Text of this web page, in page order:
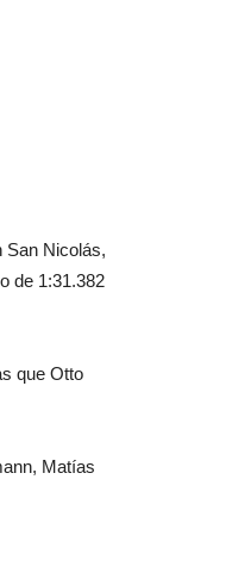
San Nicolás,
de 1:31.382
que Otto
Matías